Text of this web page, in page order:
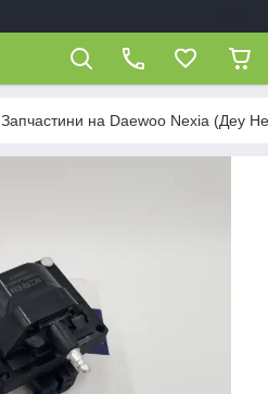
Запчастини на Daewoo Nexia (Деу